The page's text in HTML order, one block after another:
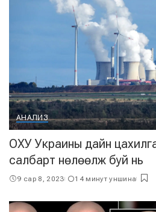
АНАЛИЗ
ОХУ Украины дайн
салбарт нөлөөлж буй нь
9 сар 8, 2023 14 минут уншина